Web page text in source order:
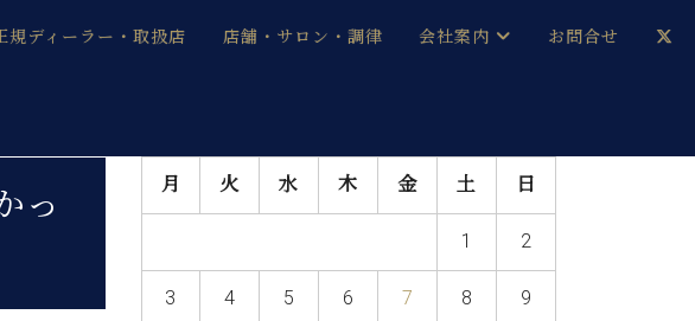
規ディーラー・取扱店 店舗・サロン・調律
本社：八王子・技術営業センター
会社案内
採用情報
ベヒシュタイン・サロン会員
ベヒシュタイン・ジャパンブログ
お問合せ
っ
月 火 水 木 金 土 日
1 2
3 4 5 6 7 8 9